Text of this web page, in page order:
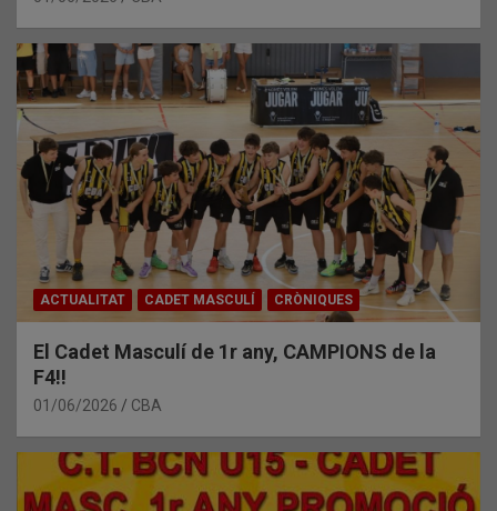
ACTUALITAT CADET MASCULÍ CRÒNIQUES
El Cadet Masculí de 1r any, CAMPIONS de la
F4!!
01/06/2026 CBA